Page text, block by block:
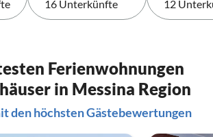
16 Unterkünfte 12
Ferienwohnungen
in Messina Region
den höchsten Gästebewertungen